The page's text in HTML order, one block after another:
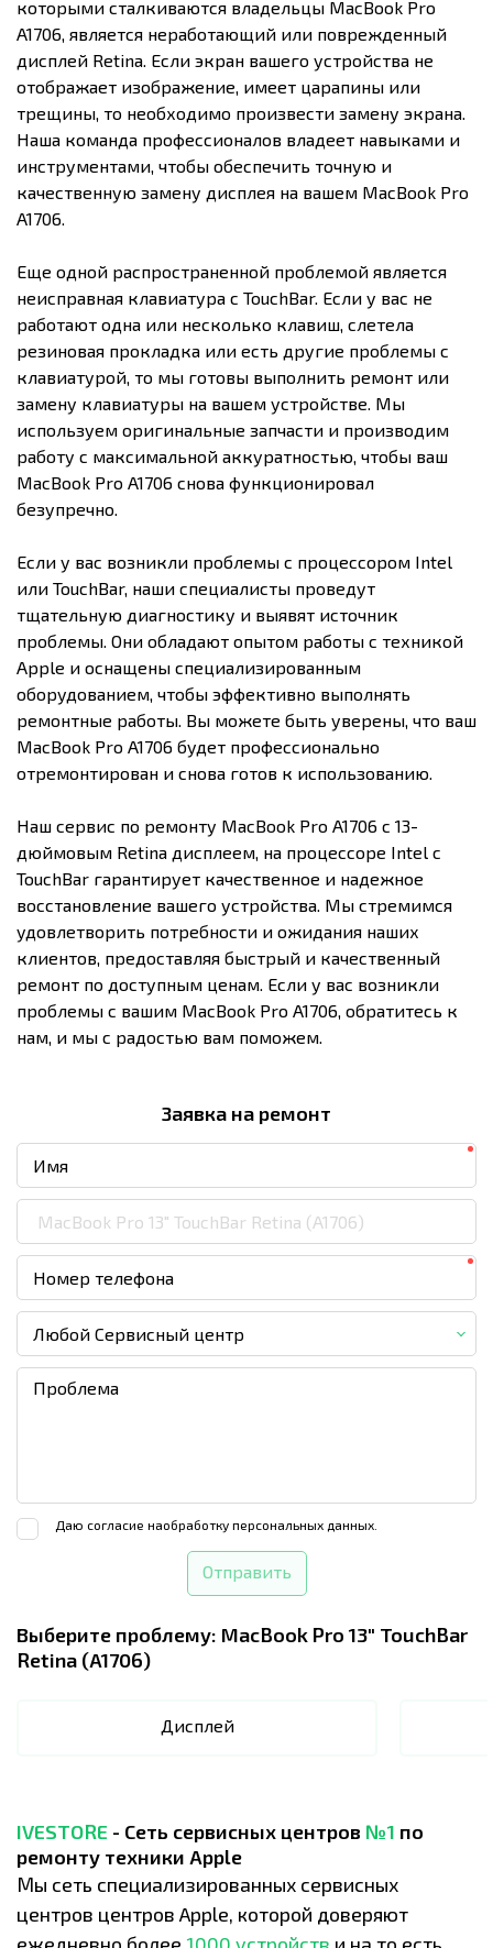
которыми сталкиваются владельцы MacBook Pro
A1706, является неработающий или поврежденный
дисплей Retina. Если экран вашего устройства не
отображает изображение, имеет царапины или
трещины, то необходимо произвести замену экрана.
Наша команда профессионалов владеет навыками и
инструментами, чтобы обеспечить точную и
качественную замену дисплея на вашем MacBook Pro
A1706.
Еще одной распространенной проблемой является
неисправная клавиатура с TouchBar. Если у вас не
работают одна или несколько клавиш, слетела
резиновая прокладка или есть другие проблемы с
клавиатурой, то мы готовы выполнить ремонт или
замену клавиатуры на вашем устройстве. Мы
используем оригинальные запчасти и производим
работу с максимальной аккуратностью, чтобы ваш
MacBook Pro A1706 снова функционировал
безупречно.
Если у вас возникли проблемы с процессором Intel
или TouchBar, наши специалисты проведут
тщательную диагностику и выявят источник
проблемы. Они обладают опытом работы с техникой
Apple и оснащены специализированным
оборудованием, чтобы эффективно выполнять
ремонтные работы. Вы можете быть уверены, что ваш
MacBook Pro A1706 будет профессионально
отремонтирован и снова готов к использованию.
Наш сервис по ремонту MacBook Pro A1706 с 13-
дюймовым Retina дисплеем, на процессоре Intel с
TouchBar гарантирует качественное и надежное
восстановление вашего устройства. Мы стремимся
удовлетворить потребности и ожидания наших
клиентов, предоставляя быстрый и качественный
ремонт по доступным ценам. Если у вас возникли
проблемы с вашим MacBook Pro A1706, обратитесь к
нам, и мы с радостью вам поможем.
Заявка на ремонт
Любой Сервисный центр
Даю согласие наобработку персональных данных.
Отправить
Выберите проблему: MacBook Pro 13" TouchBar
Retina (A1706)
Дисплей
IVESTORE - Сеть сервисных центров №1 по
ремонту техники Apple
Мы сеть специализированных сервисных
центров центров Apple, которой доверяют